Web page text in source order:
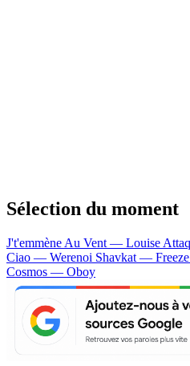
Sélection du moment
J't'emmène Au Vent — Louise
Ciao — Werenoi Shavkat —
Cosmos — Oboy